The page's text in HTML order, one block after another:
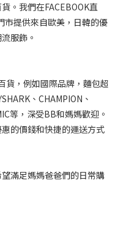
。我們在FACEBOOK直
提供來自歐美，日韓的優
服飾。
貨，例如國際品牌，麵包超
、CHAMPION、
等，深受BB和媽媽歡迎。
的價錢和快捷的運送方式
滿足媽媽爸爸們的日常購